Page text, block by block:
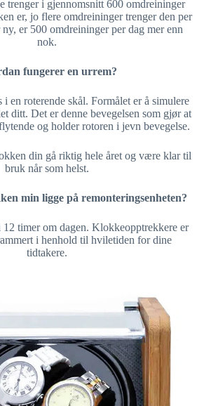
trenger i gjennomsnitt 600 omdreininger
er, jo flere omdreininger trenger den per
er 500 omdreininger per dag mer enn
nok.
fungerer en urrem?
en roterende skål. Formålet er å simulere
ditt. Det er denne bevegelsen som gjør at
og holder rotoren i jevn bevegelse.
din gå riktig hele året og være klar til
bruk når som helst.
min ligge på remonteringsenheten?
timer om dagen. Klokkeopptrekkere er
i henhold til hviletiden for dine
tidtakere.